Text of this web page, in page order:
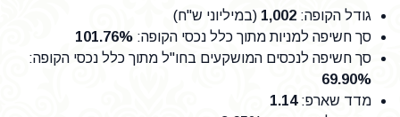
גודל הקופה:
1,002 (במיליוני ש"ח)
סך חשיפה למניות מתוך כלל נכסי הקופה:
101.76%
סך חשיפה לנכסים המושקעים בחו"ל מתוך כלל נכסי הקופה:
69.90%
מדד שארפ:
1.14